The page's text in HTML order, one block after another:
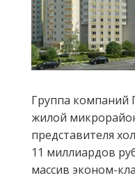
Группа компаний
жилой
представителя
11 миллиардов
массив эконом-